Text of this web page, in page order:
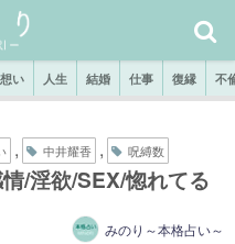
い 人生 結婚 仕事 復縁 不
, 中井耀香 , 呪縛数
/淫欲/SEX/惚れてる
みのり～本格占い～